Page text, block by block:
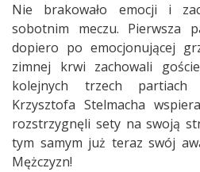
Nie brakowało emocji i
sobotnim meczu. Pierwsza
dopiero po emocjonującej
zimnej krwi zachowali
kolejnych trzech
Krzysztofa Stelmacha
rozstrzygnęli sety na swoją
tym samym już teraz swój
Mężczyzn!